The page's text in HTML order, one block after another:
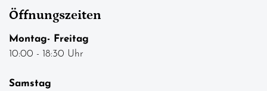
Öffnungszeiten
Montag- Freitag
10:00 - 18:30 Uhr
Samstag